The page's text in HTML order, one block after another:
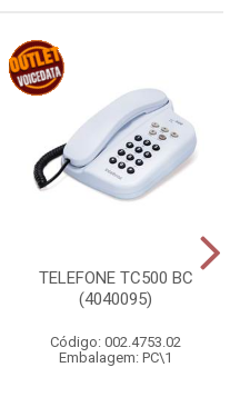
TELEFONE TC500 BC
(4040095)
Código: 002.4753.02
Embalagem: PC\1